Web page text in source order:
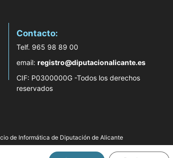
Contacto:
Telf. 965 98 89 00
email: registro@diputacionalicante.es
CIF: P0300000G -Todos los derechos
reservados
de Informática de Diputación de Alicante